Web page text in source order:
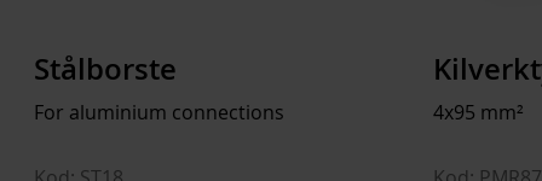
Stålborste
For aluminium connections 4x95 mm²